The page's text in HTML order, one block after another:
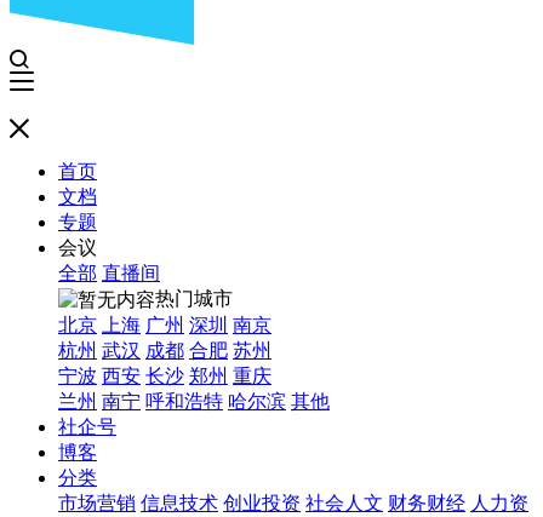
首页
文档
专题
会议
全部 直播间
热门城市
北京
上海 广州 深圳 南京
杭州 武汉 成都 合肥 苏州
宁波 西安 长沙 郑州 重庆
兰州 南宁 呼和浩特 哈尔滨 其他
社企号
博客
分类
市场营销 信息技术 创业投资 社会人文 财务财经 人力资